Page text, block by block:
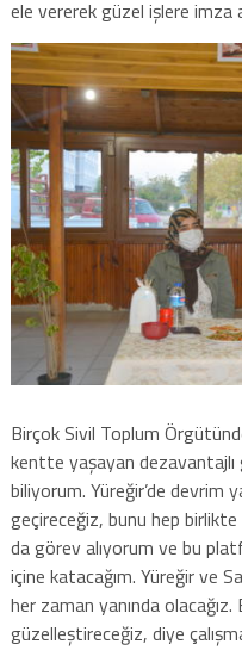
ele vererek güzel işlere imza
Birçok Sivil Toplum
kentte yaşayan dezavantajlı
biliyorum. Yüreğir’de devrim
geçireceğiz, bunu hep
da görev alıyorum ve bu
içine katacağım. Yüreğir ve
her zaman yanında olacağız.
güzelleştireceğiz, diye